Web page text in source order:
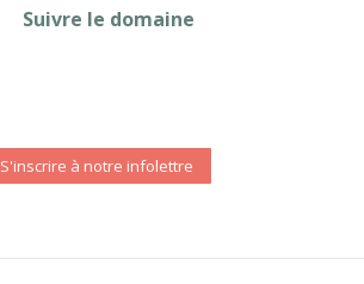
Suivre le domaine
S'inscrire à notre infolettre